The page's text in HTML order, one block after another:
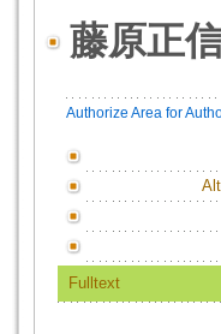
藤原正
Authorize Area for
Fulltext